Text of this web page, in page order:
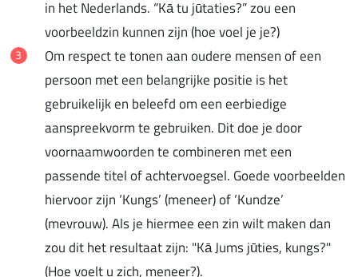
in het Nederlands. “Kā tu jūtaties?” zou een
voorbeeldzin kunnen zijn (hoe voel je je?)
Om respect te tonen aan oudere mensen of een
persoon met een belangrijke positie is het
gebruikelijk en beleefd om een eerbiedige
aanspreekvorm te gebruiken. Dit doe je door
voornaamwoorden te combineren met een
passende titel of achtervoegsel. Goede voorbeelden
hiervoor zijn ‘Kungs’ (meneer) of ‘Kundze’
(mevrouw). Als je hiermee een zin wilt maken dan
zou dit het resultaat zijn: "Kā Jums jūties, kungs?"
(Hoe voelt u zich, meneer?).